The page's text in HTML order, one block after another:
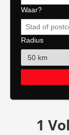
Waar?
Radius
1